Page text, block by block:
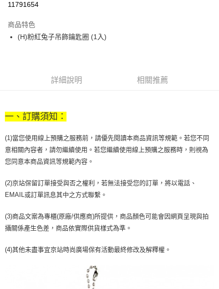
Google Pay
流程，驗證手機門號後，選擇欲分期的期數、繳款截止日，確認付款後即完
成交易。
4.訂單成立30分鐘內，如未前往確認交易或遇審核未通過，訂單將自動取
消。如遇「轉專審核」未通過狀況，表示未達大哥付你分期系統評分，恕無
法說明評估內容。
醒簡訊。
2.透過簡訊連結打開帳單後，可選擇「超商條碼／台灣大直營門市／銀行轉
【注意事項】
1.本服務係由「台灣大哥大股份有限公司」（以下簡稱本公司）所提供，讓
買賣價金債權讓與本公司後，依約使用本公司帳單繳交帳款。
資料（包含姓名、電話或地址）提供予台灣大哥大進項蒐集、處理及利用，
由本公司與您本人進行分期帳單所需資料之確認、核對及更正。
3.完整用戶服務條款，請詳閱以下連結：
【關於「AFTEE先享後付」】
便利好安心！
１．簡單：不需註冊會員、不需綁卡、不需儲值。
２．便利：只要手機號碼，簡訊認證，即可結帳。
３．安心：先確認商品／服務後，再付款。
【「AFTEE先享後付」結帳流程】
結帳頁面，進行簡訊認證並確認金額後，即可完成結帳。
３．收到繳費通知簡訊後14天內，點擊此簡訊中的連結，可透過四大超商／
ATM／網路銀行／等多元方式進行付款，方視為交易完成。
※ 請注意：結帳手續完成當下不需立刻繳費，但若您需要取消訂單，請聯絡
後付繳納相關費用。
是否繳費成功／繳費後需取消欲退款等相關疑問，請聯繫「AFTEE先享後付
https://netprotections.freshdesk.com/support/home
運送方式
付款後全家取貨
每筆NT$70，滿NT$899(含以上)免運費
付款後7-11取貨
宅配
請自備購物袋，若需購買紙袋可現場詢問
11791654
商品特色
(H)粉紅兔子吊飾鑰匙圈 (1入)
詳細說明 相關推薦
一、訂購須知：
(1)當您使用線上預購之服務前，請優先閱讀本商品資訊等規範。若您不同
意相關內容者，請勿繼續使用。若您繼續使用線上預購之服務時，則視為
您同意本商品資訊等規範內容。
(2)京站保留訂單接受與否之權利，若無法接受您的訂單，將以電話、
EMAIL或訂單訊息其中之方式聯繫。
(3)商品文案為專櫃(原廠/供應商)所提供，商品顏色可能會因網頁呈現與拍
攝關係產生色差，商品依實際供貨樣式為準。
(4)其他未盡事宜京站時尚廣場保有活動最終修改及解釋權。